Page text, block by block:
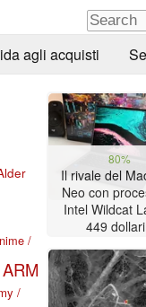
agli acquisti
/
ARM
/
80%
Il rivale del
Neo con
Intel Wildcat
449
Chuwi